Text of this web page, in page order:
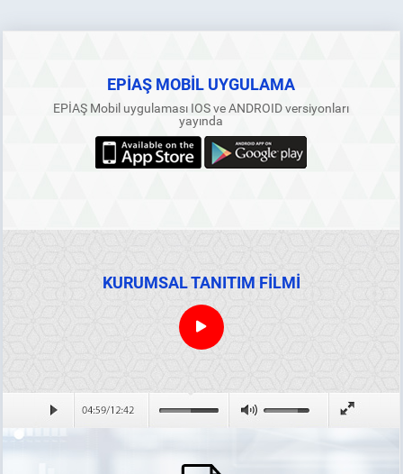
EPİAŞ MOBİL UYGULAMA
EPİAŞ Mobil uygulaması IOS ve ANDROID versiyonları
yayında
KURUMSAL TANITIM FİLMİ